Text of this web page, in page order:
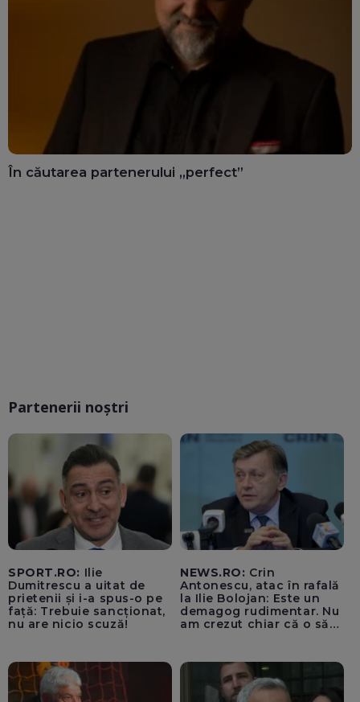
În căutarea partenerului „perfect”
Partenerii noștri
SPORT.RO: Ilie
Dumitrescu a uitat de
prietenii și i-a spus-o pe
față: Trebuie sancționat,
nu are nicio scuză!
NEWS.RO: Crin
Antonescu, atac în rafală
la Ilie Bolojan: Este un
demagog rudimentar. Nu
am crezut chiar că o să
Sighiartău, primarul de la
Reșița și Florin Roman